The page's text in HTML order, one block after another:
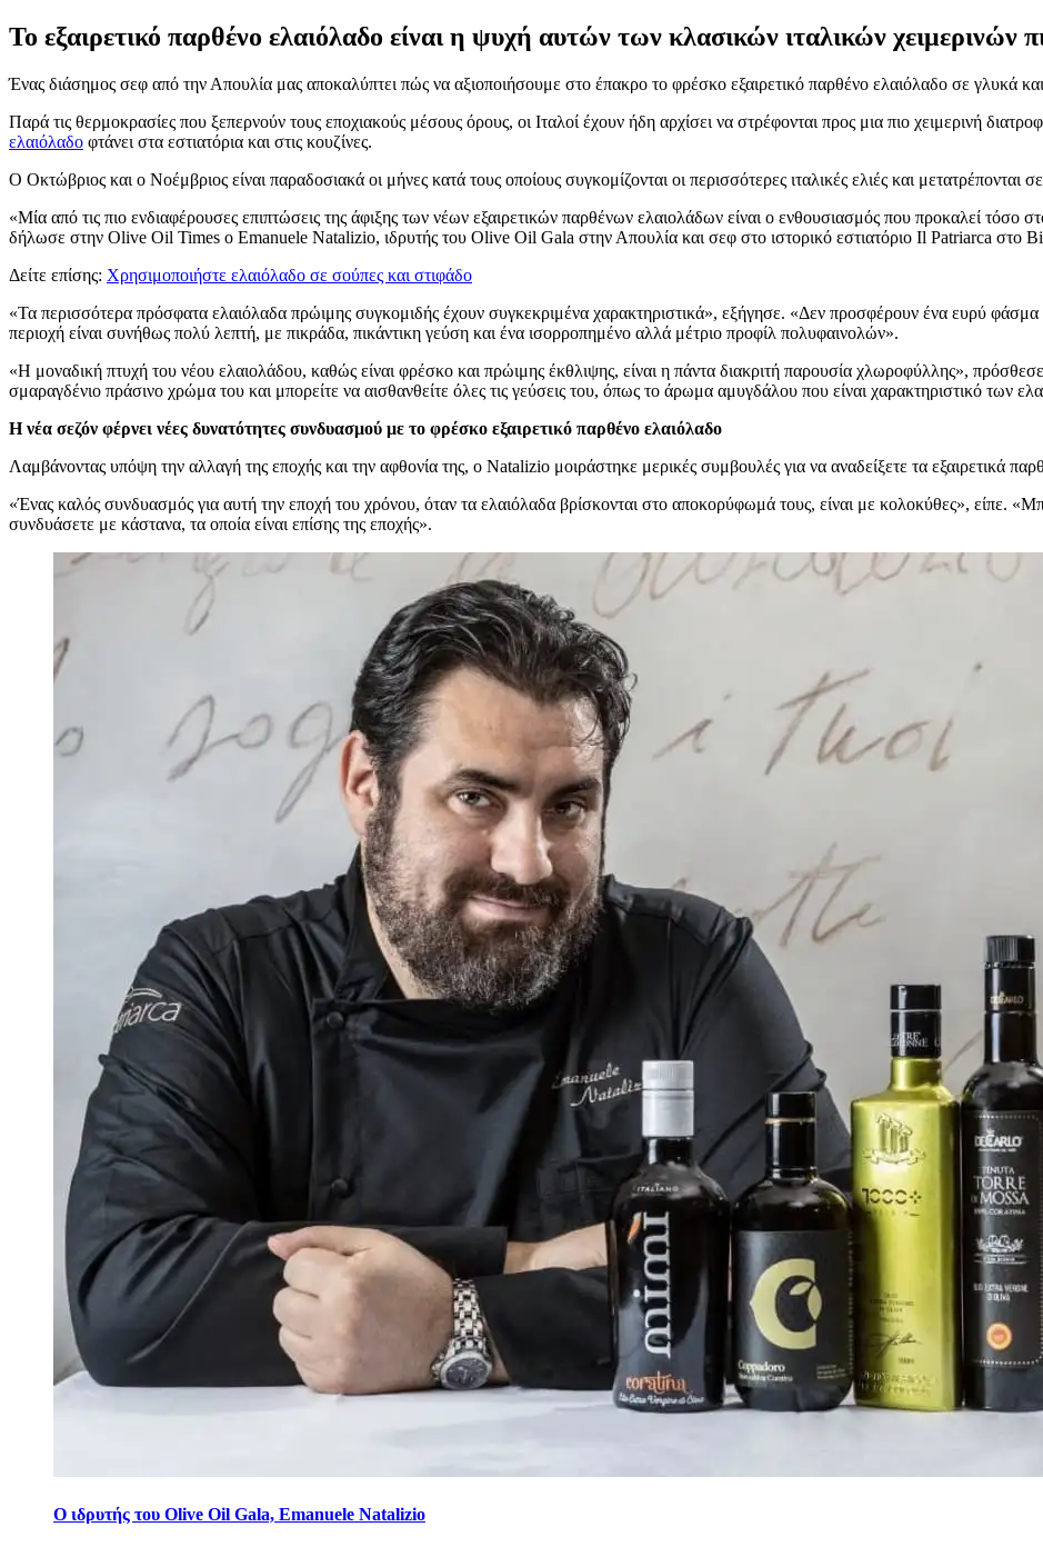
Το εξαιρετικό παρθένο ελαιόλαδο είναι η ψυχή αυτών των κλασικών ιταλικών χειμερινών
Ένας διάσημος σεφ από την Απουλία μας αποκαλύπτει πώς να αξιοποιήσουμε στο έπακρο το φρέσκο εξαιρετικό παρθένο ελαιόλαδο σε γλυκά
Παρά τις θερμοκρασίες που ξεπερνούν τους εποχιακούς μέσους όρους, οι Ιταλοί έχουν ήδη αρχίσει να στρέφονται προς μια πιο χειμερινή
ελαιόλαδο φτάνει στα εστιατόρια και στις κουζίνες.
Ο Οκτώβριος και ο Νοέμβριος είναι παραδοσιακά οι μήνες κατά τους οποίους συγκομίζονται οι περισσότερες ιταλικές ελιές και μετατρέπονται
«Μία από τις πιο ενδιαφέρουσες επιπτώσεις της άφιξης των νέων εξαιρετικών παρθένων ελαιολάδων είναι ο ενθουσιασμός που προκαλεί τόσο
δήλωσε στην Olive Oil Times ο Emanuele Natalizio, ιδρυτής του Olive Oil Gala στην Απουλία και σεφ στο ιστορικό εστιατόριο Il Patriarca στο
Δείτε επίσης: Χρησιμοποιήστε ελαιόλαδο σε σούπες και στιφάδο
«Τα περισσότερα πρόσφατα ελαιόλαδα πρώιμης συγκομιδής έχουν συγκεκριμένα χαρακτηριστικά», εξήγησε. «Δεν προσφέρουν ένα ευρύ φάσμα
περιοχή είναι συνήθως πολύ λεπτή, με πικράδα, πικάντικη γεύση και ένα ισορροπημένο αλλά μέτριο προφίλ πολυφαινολών».
«Η μοναδική πτυχή του νέου ελαιολάδου, καθώς είναι φρέσκο και πρώιμης έκθλιψης, είναι η πάντα διακριτή παρουσία χλωροφύλλης»,
σμαραγδένιο πράσινο χρώμα του και μπορείτε να αισθανθείτε όλες τις γεύσεις του, όπως το άρωμα αμυγδάλου που είναι χαρακτηριστικό των
Η νέα σεζόν φέρνει νέες δυνατότητες συνδυασμού με το φρέσκο εξαιρετικό παρθένο ελαιόλαδο
Λαμβάνοντας υπόψη την αλλαγή της εποχής και την αφθονία της, ο Natalizio μοιράστηκε μερικές συμβουλές για να αναδείξετε τα εξαιρετικά
«Ένας καλός συνδυασμός για αυτή την εποχή του χρόνου, όταν τα ελαιόλαδα βρίσκονται στο αποκορύφωμά τους, είναι με κολοκύθες», είπε.
συνδυάσετε με κάστανα, τα οποία είναι επίσης της εποχής».
Ο ιδρυτής του Olive Oil Gala, Emanuele Natalizio